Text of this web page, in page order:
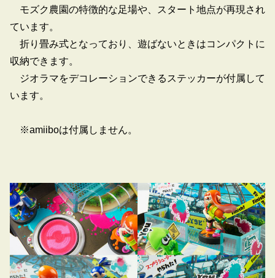
モズク農園の特徴的な足場や、スタート地点が再現され
ています。
折り畳み式となっており、遊ばないときはコンパクトに
収納できます。
ジオラマをデコレーションできるステッカーが付属して
います。
※amiiboは付属しません。